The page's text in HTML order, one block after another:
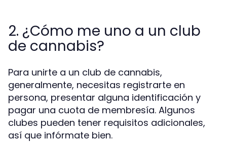
2. ¿Cómo me uno a un club
de cannabis?
Para unirte a un club de cannabis,
generalmente, necesitas registrarte en
persona, presentar alguna identificación y
pagar una cuota de membresía. Algunos
clubes pueden tener requisitos adicionales,
así que infórmate bien.